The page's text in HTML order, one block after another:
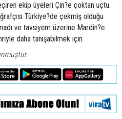
ekip üyeleri Çin?e çoktan uçtu.
Türkiye?de çekmiş olduğu
ve tavsiyem üzerine Mardin?e
daha tanışabilmek için.